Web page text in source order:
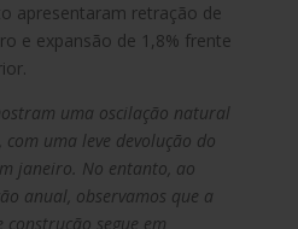
apresentaram retração de
e expansão de 1,8% frente
uma oscilação natural
uma leve devolução do
janeiro. No entanto, ao
anual, observamos que a
segue em